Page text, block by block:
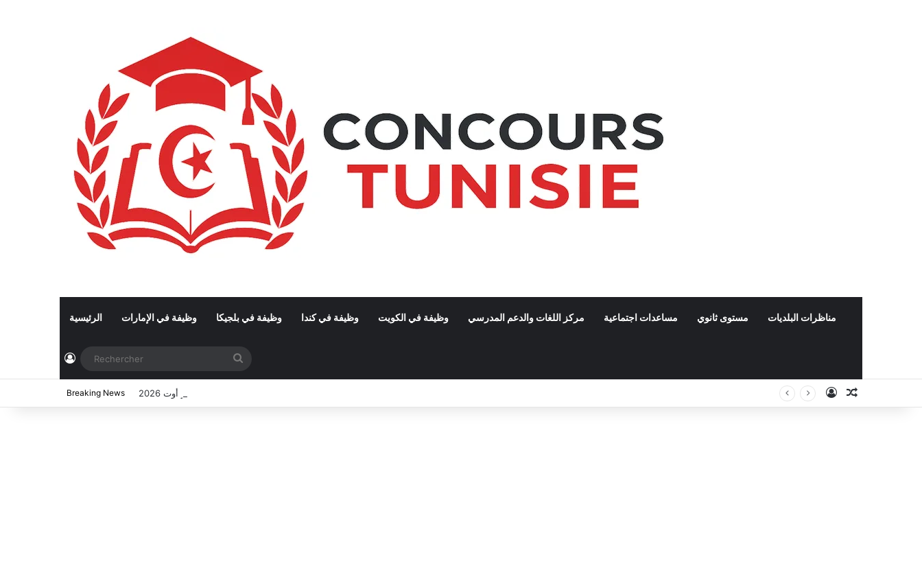
الرئيسية وظيفة في الإمارات وظيفة في بلجيكا وظيفة في كندا وظيفة في الكويت مركز اللغات والدعم المدرسي مساعدات اجتماعية مستوى ثانوي مناظرات البلديات
Connexion
Breaking News مناظرات الوظيفة العمومية وعروض الشغل في تونس المفتوحة حاليا : شهر أوت 2026 Connexion
Article